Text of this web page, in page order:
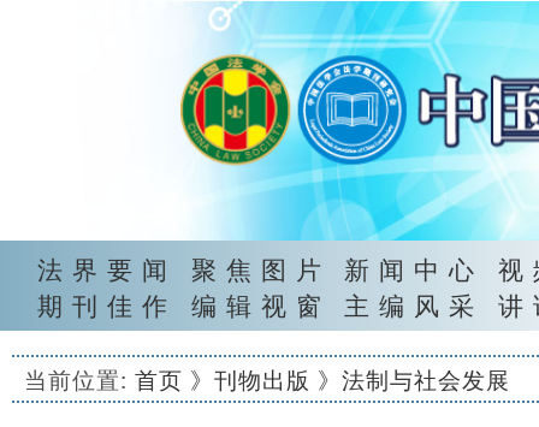
法界要闻 聚焦图片 新闻中心
期刊佳作
编辑视窗 主编风采
当前位置: 首页 》刊物出版 》法制与社会发展